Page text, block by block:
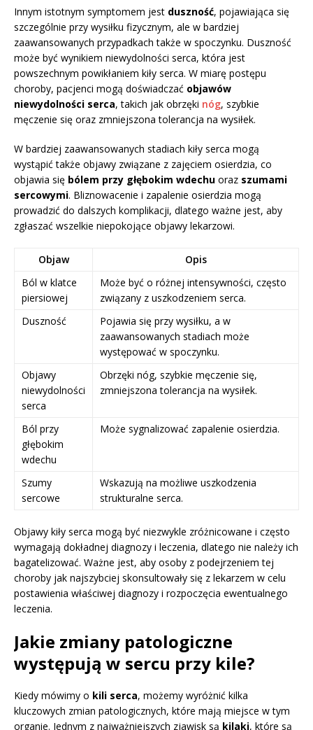
Innym istotnym symptomem jest duszność, pojawiająca się
szczególnie przy wysiłku fizycznym, ale w bardziej
zaawansowanych przypadkach także w spoczynku. Duszność
może być wynikiem niewydolności serca, która jest
powszechnym powikłaniem kiły serca. W miarę postępu
choroby, pacjenci mogą doświadczać objawów
niewydolności serca, takich jak obrzęki nóg, szybkie
męczenie się oraz zmniejszona tolerancja na wysiłek.
W bardziej zaawansowanych stadiach kiły serca mogą
wystąpić także objawy związane z zajęciem osierdzia, co
objawia się bólem przy głębokim wdechu oraz szumami
sercowymi. Bliznowacenie i zapalenie osierdzia mogą
prowadzić do dalszych komplikacji, dlatego ważne jest, aby
zgłaszać wszelkie niepokojące objawy lekarzowi.
Objaw
Opis
Ból w klatce
piersiowej
Może być o różnej intensywności, często
związany z uszkodzeniem serca.
Duszność
Pojawia się przy wysiłku, a w
zaawansowanych stadiach może
występować w spoczynku.
Objawy
niewydolności
serca
Obrzęki nóg, szybkie męczenie się,
zmniejszona tolerancja na wysiłek.
Ból przy
głębokim
wdechu
Może sygnalizować zapalenie osierdzia.
Szumy
sercowe
Wskazują na możliwe uszkodzenia
strukturalne serca.
Objawy kiły serca mogą być niezwykle zróżnicowane i często
wymagają dokładnej diagnozy i leczenia, dlatego nie należy ich
bagatelizować. Ważne jest, aby osoby z podejrzeniem tej
choroby jak najszybciej skonsultowały się z lekarzem w celu
postawienia właściwej diagnozy i rozpoczęcia ewentualnego
leczenia.
Jakie zmiany patologiczne
występują w sercu przy kile?
Kiedy mówimy o kili serca, możemy wyróżnić kilka
kluczowych zmian patologicznych, które mają miejsce w tym
organie. Jednym z najważniejszych zjawisk są kilaki, które są